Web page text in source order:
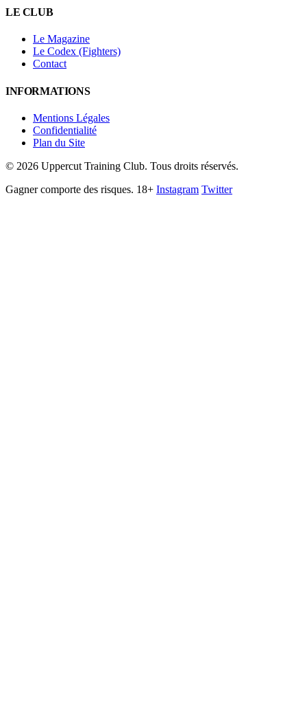
LE CLUB
Le Magazine
Le Codex (Fighters)
Contact
INFORMATIONS
Mentions Légales
Confidentialité
Plan du Site
© 2026 Uppercut Training Club. Tous droits réservés.
Gagner comporte des risques. 18+ Instagram Twitter